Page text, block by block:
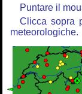
Puntare il
Clicca sopra
meteorologiche.